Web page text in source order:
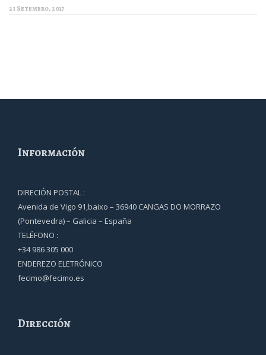
23 Setembro, 2017
Información
DIRECIÓN POSTAL :
Avenida de Vigo 91,baixo – 36940 CANGAS DO MORRAZO
(Pontevedra) – Galicia – España
TELÉFONO :
+34 986 305 000
ENDEREZO ELETRÓNICO
fecimo@fecimo.es
Dirección